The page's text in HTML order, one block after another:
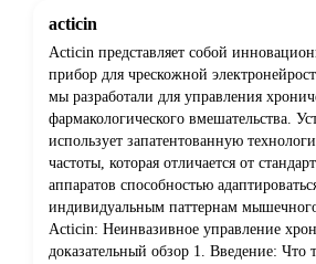
acticin
Acticin представляет собой
прибор для чрескожной
мы разработали для управления
фармакологического вмешательства.
использует запатентованную
частоты, которая отличается от
аппаратов способностью
индивидуальным паттернам
Acticin: Неинвазивное управление
доказательный обзор 1. Введение: Что